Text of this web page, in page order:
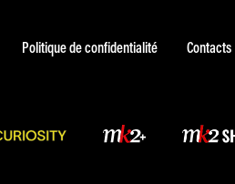
Politique de confidentialité Contacts